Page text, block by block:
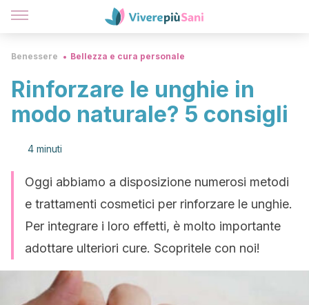
Benessere Bellezza e cura personale
Rinforzare le unghie in
modo naturale? 5 consigli
4 minuti
Oggi abbiamo a disposizione numerosi metodi
e trattamenti cosmetici per rinforzare le unghie.
Per integrare i loro effetti, è molto importante
adottare ulteriori cure. Scopritele con noi!